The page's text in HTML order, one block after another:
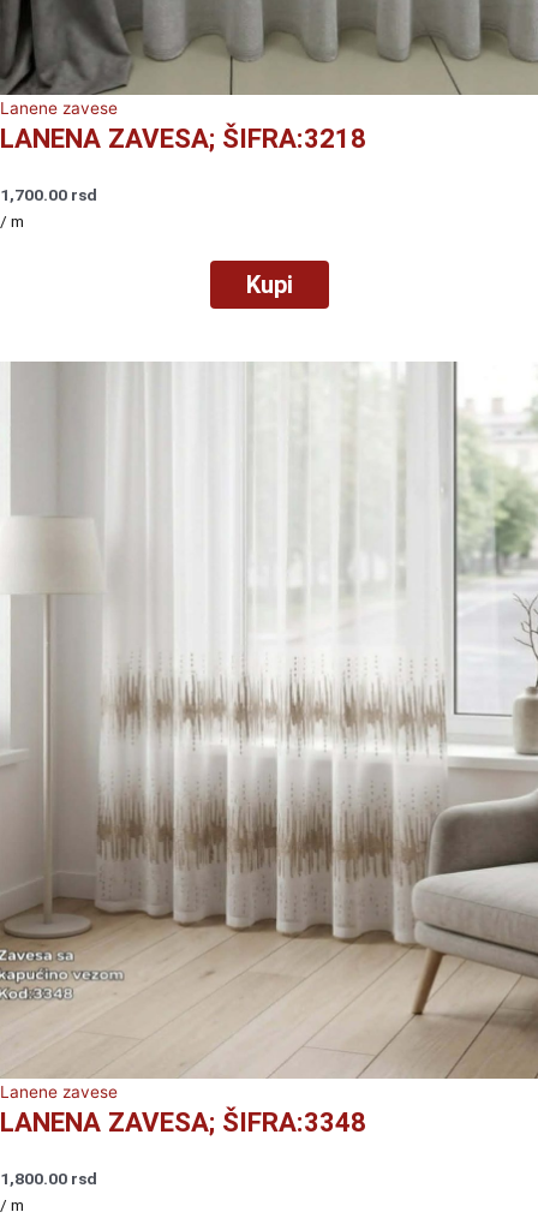
Lanene zavese
LANENA ZAVESA; ŠIFRA:3218
1,700.00 rsd
/ m
Kupi
Lanene zavese
LANENA ZAVESA; ŠIFRA:3348
1,800.00 rsd
/ m